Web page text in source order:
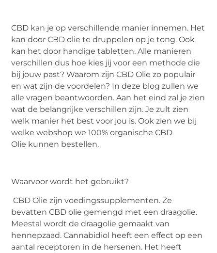
CBD kan je op verschillende manier innemen. Het
kan door CBD olie te druppelen op je tong. Ook
kan het door handige tabletten. Alle manieren
verschillen dus hoe kies jij voor een methode die
bij jouw past? Waarom zijn CBD Olie zo populair
en wat zijn de voordelen? In deze blog zullen we
alle vragen beantwoorden. Aan het eind zal je zien
wat de belangrijke verschillen zijn. Je zult zien
welk manier het best voor jou is. Ook zien we bij
welke webshop we 100% organische CBD
Olie kunnen bestellen.
Waarvoor wordt het gebruikt?
CBD Olie zijn voedingssupplementen. Ze
bevatten CBD olie gemengd met een draagolie.
Meestal wordt de draagolie gemaakt van
hennepzaad. Cannabidiol heeft een effect op een
aantal receptoren in de hersenen. Het heeft